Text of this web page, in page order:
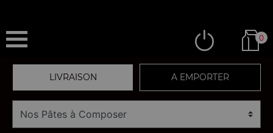
0
LIVRAISON A EMPORTER